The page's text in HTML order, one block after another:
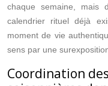
chaque semaine, mais
calendrier rituel déjà
moment de vie
sens par une
Coordination